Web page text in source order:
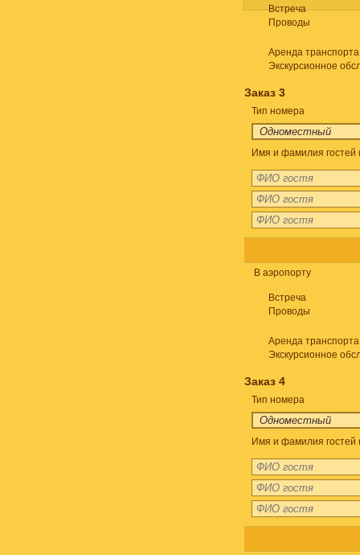
Встреча
Проводы
Аренда транспорта
Экскурсионное
Заказ 3
Тип номера
Имя и фамилия гостей
В аэропорту
Встреча
Проводы
Аренда транспорта
Экскурсионное
Заказ 4
Тип номера
Имя и фамилия гостей